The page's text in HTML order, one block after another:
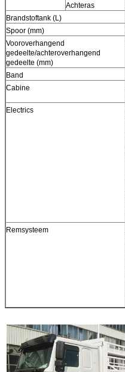
Achteras
Brandstoftank (L)
Spoor (mm)
Vooroverhangend
gedeelte/achteroverhangend
gedeelte (mm)
Band
Cabine
Electrics
Remsysteem